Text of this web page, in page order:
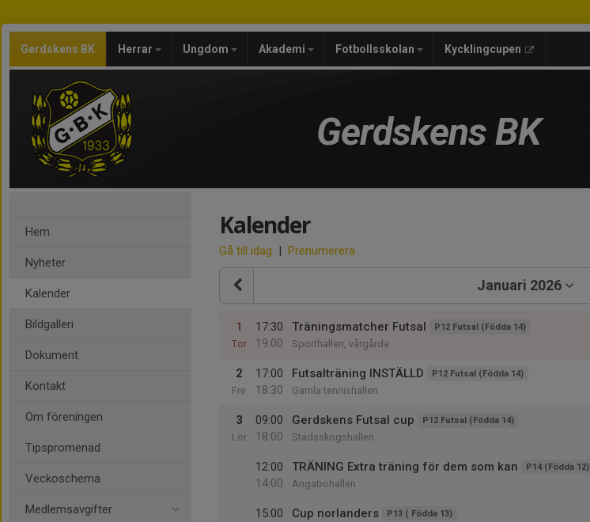
Gerdskens BK Herrar Ungdom Akademi Fotbollsskolan Kycklingcupen
Gerdskens BK
Hem
Nyheter
Kalender
Bildgalleri
Dokument
Kontakt
Om föreningen
Tipspromenad
Veckoschema
Medlemsavgifter
Kalender
Gå till idag | Prenumerera
Januari 2026
1
Tor
17:30
19:00
Träningsmatcher Futsal P12 Futsal (Födda 14)
Sporthallen, vårgårda
2
Fre
17:00
18:30
Futsalträning INSTÄLLD P12 Futsal (Födda 14)
Gamla tennishallen
3
Lör
09:00
18:00
Gerdskens Futsal cup P12 Futsal (Födda 14)
Stadsskogshallen
12:00
14:00
TRÄNING Extra träning för dem som kan P14 (Födda 12)
Ängabohallen
15:00
Cup norlanders P13 ( Födda 13)